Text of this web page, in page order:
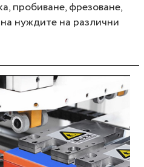
пробиване, фрезоване,
нуждите на различни